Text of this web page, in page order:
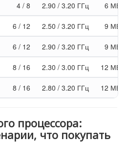
4 / 8 2.90 / 3.20 ГГц 6 МБ
6 / 12 2.50 / 3.20 ГГц 9 МБ
6 / 12 2.90 / 3.20 ГГц 9 МБ
8 / 16 2.30 / 3.00 ГГц 12 МБ
8 / 16 2.80 / 3.20 ГГц 12 МБ
процессора:
что покупать